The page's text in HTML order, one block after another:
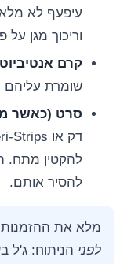
עיפעף לא
וריכוך מגן על
קרם
שומרת עליהם
סרט (כאשר
להקטין מתח.
להסיר אותם.
מלא את
לפני הניתוח: ג'ל